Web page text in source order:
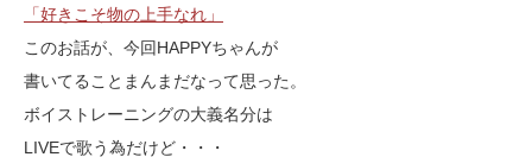
「好きこそ物の上手なれ」
このお話が、今回HAPPYちゃんが
書いてることまんまだなって思った。
ボイストレーニングの大義名分は
LIVEで歌う為だけど・・・